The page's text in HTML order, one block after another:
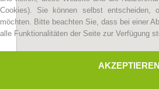
Cookies). Sie können selbst entscheiden,
möchten. Bitte beachten Sie, dass bei einer
alle Funktionalitäten der Seite zur Verfügung
AKZEPTIEREN